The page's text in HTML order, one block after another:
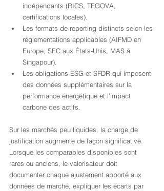
indépendants (RICS, TEGOVA,
certifications locales).
Les formats de reporting distincts selon les
réglementations applicables (AIFMD en
Europe, SEC aux États-Unis, MAS à
Singapour).
Les obligations ESG et SFDR qui imposent
des données supplémentaires sur la
performance énergétique et l’impact
carbone des actifs.
Sur les marchés peu liquides, la charge de
justification augmente de façon significative.
Lorsque les comparables disponibles sont
rares ou anciens, le valorisateur doit
documenter chaque ajustement apporté aux
données de marché, expliquer les écarts par